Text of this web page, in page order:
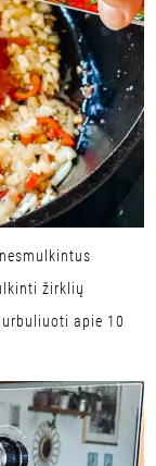
žirklių
apie 10